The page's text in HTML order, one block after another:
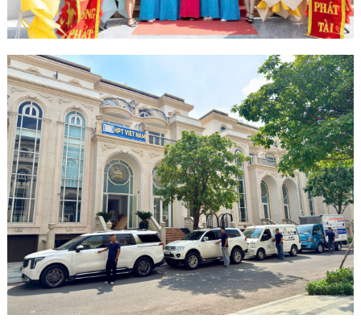
THIẾT BỊ AN
NINH
Camera Thông
Minh
Cổng Từ Siêu
Thị
Máy Đếm
Người
Máy Dò Tìm
Thuốc Nổ
Phòng Chống
Khủng Bố
Camera Đo
Thân Nhiệt
THIẾT BỊ
CHUYÊN
DỤNG
Máy Dò Tạp
Chất
Màn Hình
Tương Tác